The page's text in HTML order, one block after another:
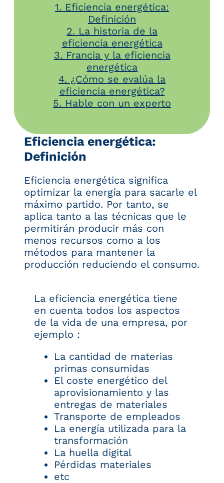
1. Eficiencia energética:
Definición
2. La historia de la
eficiencia energética
3. Francia y la eficiencia
energética
4. ¿Cómo se evalúa la
eficiencia energética?
5. Hable con un experto
Eficiencia energética:
Definición
Eficiencia energética significa
optimizar la energía para sacarle el
máximo partido. Por tanto, se
aplica tanto a las técnicas que le
permitirán producir más con
menos recursos como a los
métodos para mantener la
producción reduciendo el consumo.
La eficiencia energética tiene
en cuenta todos los aspectos
de la vida de una empresa, por
ejemplo :
La cantidad de materias
primas consumidas
El coste energético del
aprovisionamiento y las
entregas de materiales
Transporte de empleados
La energía utilizada para la
transformación
La huella digital
Pérdidas materiales
etc